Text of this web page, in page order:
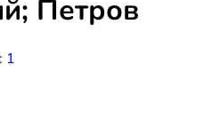
Петров
1